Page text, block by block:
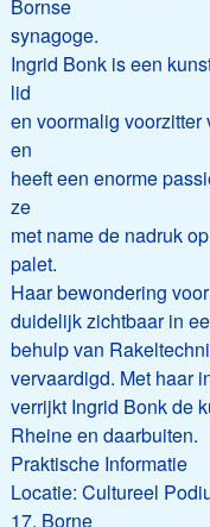
Bornse
synagoge.
Ingrid Bonk is een
lid
en voormalig
en
heeft een enorme
ze
met name de nadruk
palet.
Haar bewondering
duidelijk zichtbaar in
behulp van
vervaardigd. Met haar
verrijkt Ingrid Bonk de
Rheine en daarbuiten.
Praktische Informatie
Locatie: Cultureel
17, Borne